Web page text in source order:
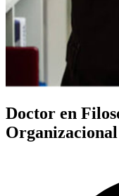
Doctor en
Organizacional